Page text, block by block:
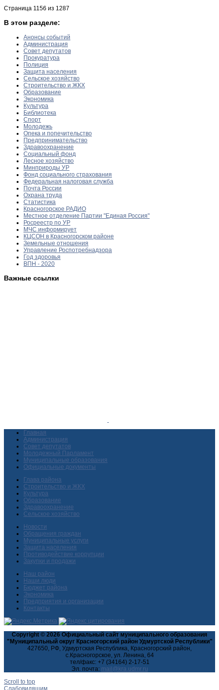
Страница 1156 из 1287
В этом разделе:
Анонсы событий
Администрация
Совет депутатов
Прокуратура
Полиция
Защита населения
Сельское хозяйство
Строительство и ЖКХ
Образование
Экономика
Культура
Библиотека
Спорт
Молодежь
Опека и попечительство
Предпринимательство
Здравоохранение
Социальный фонд
Лесное хозяйство
Минприроды УР
Фонд социального страхования
Федеральная налоговая служба
Почта России
Охрана труда
Статистика
Красногорское РАДИО
Местное отделение Партии "Единая Россия"
Росреестр по УР
МЧС информирует
КЦСОН в Красногорском районе
Земельные отношения
Управление Роспотребнадзора
Год здоровья
ВПН - 2020
Важные ссылки
Главная
Администрация
Совет депутатов
Молодежный Парламент
Муниципальные образования
Официальные документы
Глава района
Строительство и ЖКХ
Культура
Образование
Здравоохранение
Сельское хозяйство
Новости
Обращения граждан
Муниципальные услуги
Защита населения
Противодействие коррупции
Закупки и продажи
Наш район
Наши люди
Бюджет района
Экономика
Предприятия и организации
Контакты
Copyright © 2026 Официальный сайт муниципального образования
"Муниципальный округ Красногорский район Удмуртской Республики"
427650, РФ, Удмуртская Республика, Красногорский район,
с.Красногорское, ул. Ленина, 64
тел/факс: +7 (34164) 2-17-51
Эл. почта:
Scroll to top
Слабовидящим